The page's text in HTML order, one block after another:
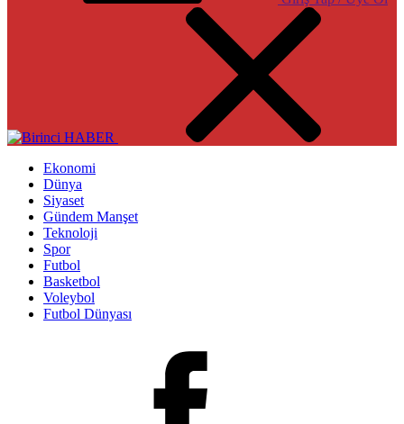
Ekonomi
Dünya
Siyaset
Gündem Manşet
Teknoloji
Spor
Futbol
Basketbol
Voleybol
Futbol Dünyası